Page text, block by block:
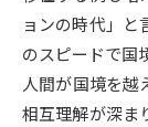
ョンの時代」と
のスピードで国
人間が国境を越
相互理解が深ま